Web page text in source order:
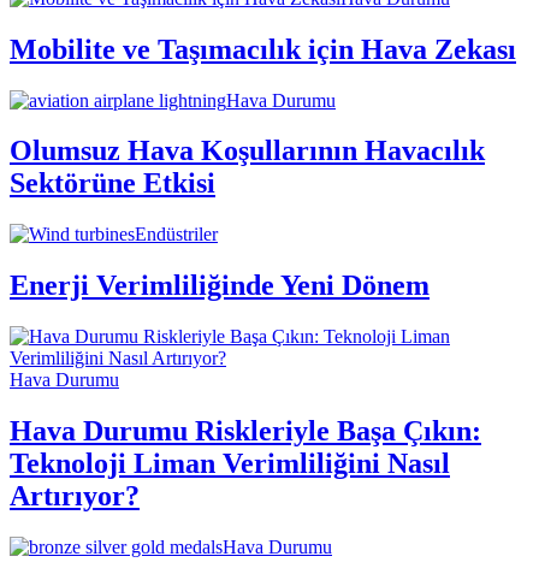
Mobilite ve Taşımacılık için Hava Zekası
Hava Durumu
Olumsuz Hava Koşullarının Havacılık
Sektörüne Etkisi
Endüstriler
Enerji Verimliliğinde Yeni Dönem
Hava Durumu
Hava Durumu Riskleriyle Başa Çıkın:
Teknoloji Liman Verimliliğini Nasıl
Artırıyor?
Hava Durumu